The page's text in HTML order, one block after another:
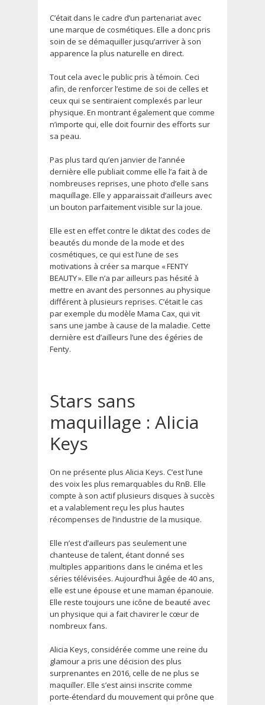
C’était dans le cadre d’un partenariat avec
une marque de cosmétiques. Elle a donc pris
soin de se démaquiller jusqu’arriver à son
apparence la plus naturelle en direct.
Tout cela avec le public pris à témoin. Ceci
afin, de renforcer l’estime de soi de celles et
ceux qui se sentiraient complexés par leur
physique. En montrant également que comme
n’importe qui, elle doit fournir des efforts sur
sa peau.
Pas plus tard qu’en janvier de l’année
dernière elle publiait comme elle l’a fait à de
nombreuses reprises, une photo d’elle sans
maquillage. Elle y apparaissait d’ailleurs avec
un bouton parfaitement visible sur la joue.
Elle est en effet contre le diktat des codes de
beautés du monde de la mode et des
cosmétiques, ce qui est l’une de ses
motivations à créer sa marque « FENTY
BEAUTY ». Elle n’a par ailleurs pas hésité à
mettre en avant des personnes au physique
différent à plusieurs reprises. C’était le cas
par exemple du modèle Mama Cax, qui vit
sans une jambe à cause de la maladie. Cette
dernière est d’ailleurs l’une des égéries de
Fenty.
Stars sans
maquillage : Alicia
Keys
On ne présente plus Alicia Keys. C’est l’une
des voix les plus remarquables du RnB. Elle
compte à son actif plusieurs disques à succès
et a valablement reçu les plus hautes
récompenses de l’industrie de la musique.
Elle n’est d’ailleurs pas seulement une
chanteuse de talent, étant donné ses
multiples apparitions dans le cinéma et les
séries télévisées. Aujourd’hui âgée de 40 ans,
elle est une épouse et une maman épanouie.
Elle reste toujours une icône de beauté avec
un physique qui a fait chavirer le cœur de
nombreux fans.
Alicia Keys, considérée comme une reine du
glamour a pris une décision des plus
surprenantes en 2016, celle de ne plus se
maquiller. Elle s’est ainsi inscrite comme
porte-étendard du mouvement qui prône que